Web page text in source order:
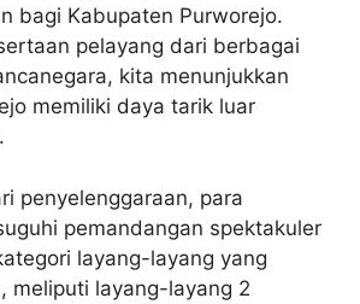
bagi Kabupaten Purworejo.
pelayang dari berbagai
kita menunjukkan
memiliki daya tarik luar
penyelenggaraan, para
pemandangan spektakuler
layang-layang yang
meliputi layang-layang 2